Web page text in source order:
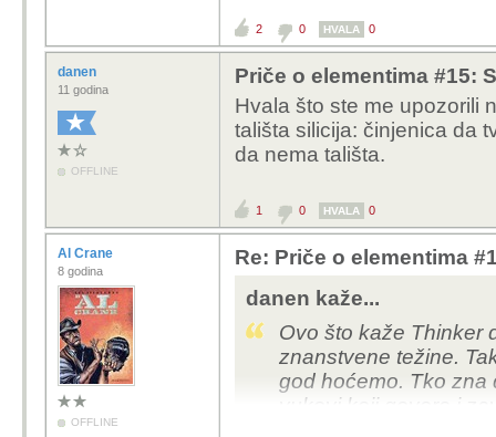
2 0 HVALA 0
danen
11 godina
OFFLINE
Priče o elementima #15:
Hvala što ste me upozorili
tališta silicija: činjenica da
da nema tališta.
1 0 HVALA 0
Al Crane
8 godina
OFFLINE
Re: Priče o elementima
danen kaže...
Ovo što kaže Thinker
znanstvene težine.
god hoćemo. Tko zna
vukovi koji govore i